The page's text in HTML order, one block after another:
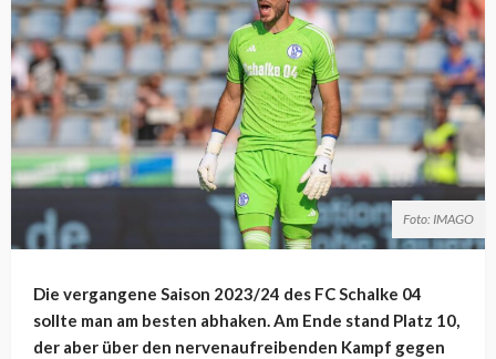
Foto: IMAGO
Die vergangene Saison 2023/24 des FC Schalke 04
sollte man am besten abhaken. Am Ende stand Platz 10,
der aber über den nervenaufreibenden Kampf gegen